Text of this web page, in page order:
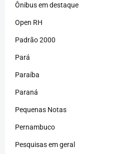
Ônibus em destaque
Open RH
Padrão 2000
Pará
Paraíba
Paraná
Pequenas Notas
Pernambuco
Pesquisas em geral